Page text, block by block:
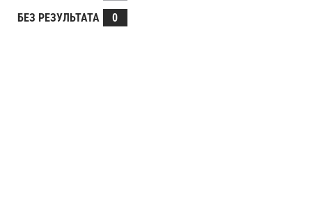
БЕЗ РЕЗУЛЬТАТА
0